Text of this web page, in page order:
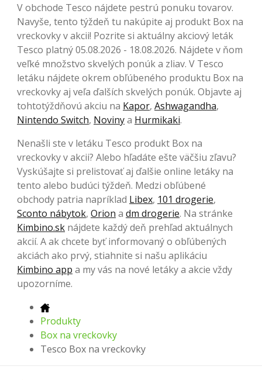
V obchode Tesco nájdete pestrú ponuku tovarov.
Navyše, tento týždeň tu nakúpite aj produkt Box na
vreckovky v akcii! Pozrite si aktuálny akciový leták
Tesco platný 05.08.2026 - 18.08.2026. Nájdete v ňom
veľké množstvo skvelých ponúk a zliav. V Tesco
letáku nájdete okrem obľúbeného produktu Box na
vreckovky aj veľa ďalších skvelých ponúk. Objavte aj
tohtotýždňovú akciu na Kapor, Ashwagandha,
Nintendo Switch, Novinya Hurmikaki.
Nenašli ste v letáku Tesco produkt Box na
vreckovky v akcii? Alebo hľadáte ešte väčšiu zľavu?
Vyskúšajte si prelistovať aj ďalšie online letáky na
tento alebo budúci týždeň. Medzi obľúbené
obchody patria napríklad Libex, 101 drogerie,
Sconto nábytok, Orion a dm drogerie. Na stránke
Kimbino.sk nájdete každý deň prehľad aktuálnych
akcií. A ak chcete byť informovaný o obľúbených
akciách ako prvý, stiahnite si našu aplikáciu
Kimbino app a my vás na nové letáky a akcie vždy
upozorníme.
Produkty
Box na vreckovky
Tesco Box na vreckovky